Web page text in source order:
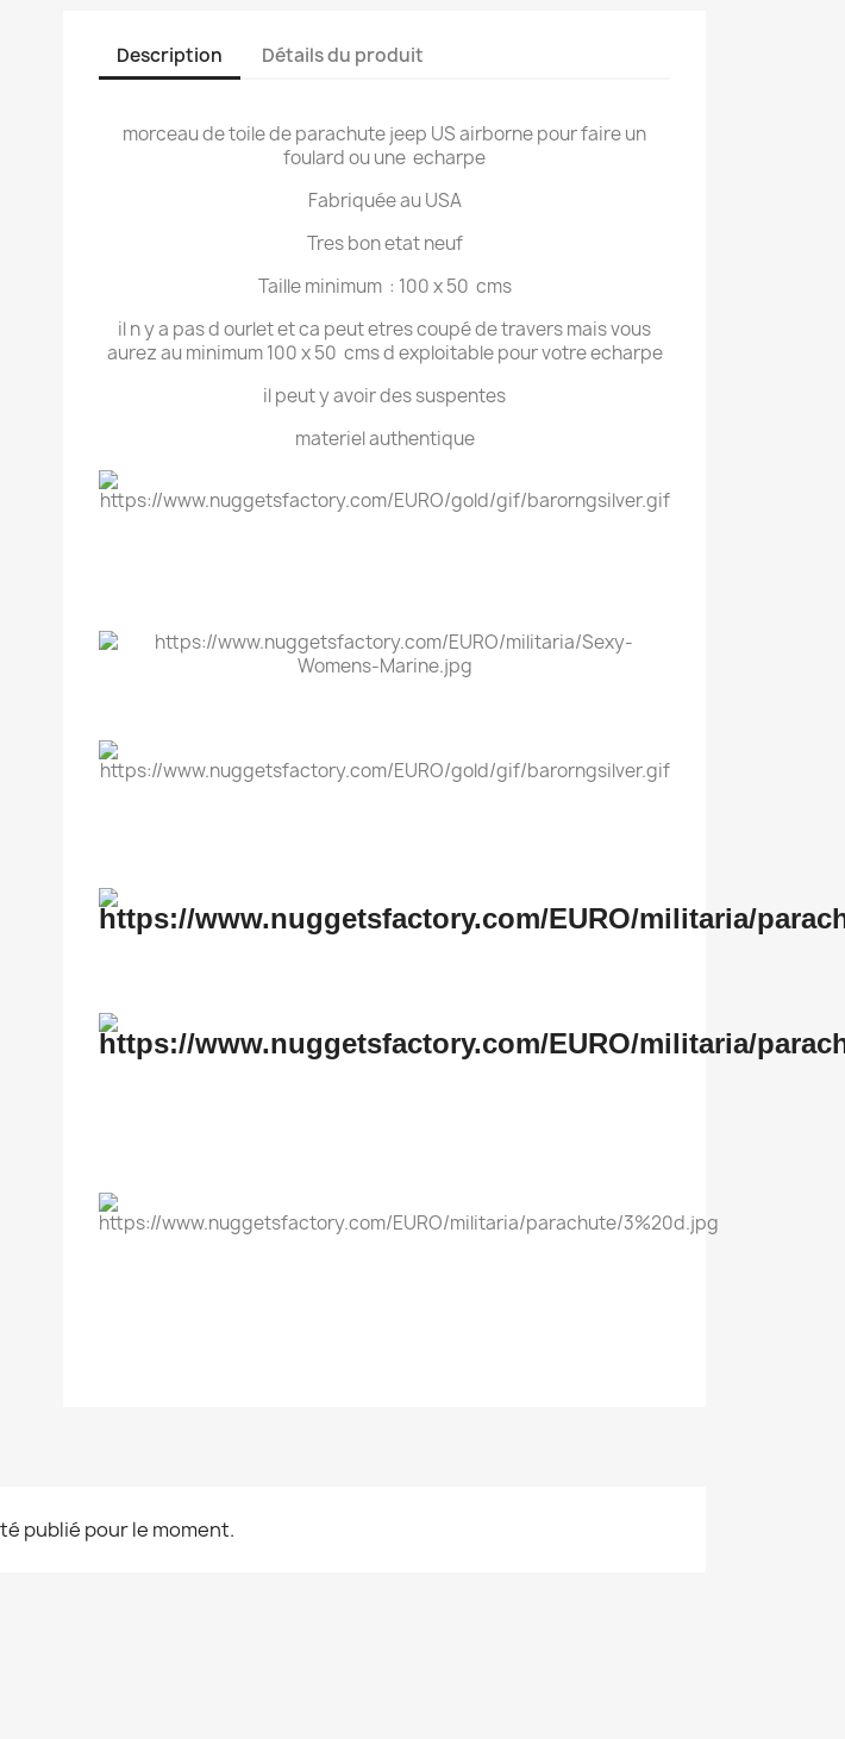
Description Détails du produit
morceau de toile de parachute jeep US airborne pour faire un
foulard ou une echarpe
Fabriquée au USA
Tres bon etat neuf
Taille minimum : 100 x 50 cms
il n y a pas d ourlet et ca peut etres coupé de travers mais vous
aurez au minimum 100 x 50 cms d exploitable pour votre echarpe
il peut y avoir des suspentes
materiel authentique
publié pour le moment.